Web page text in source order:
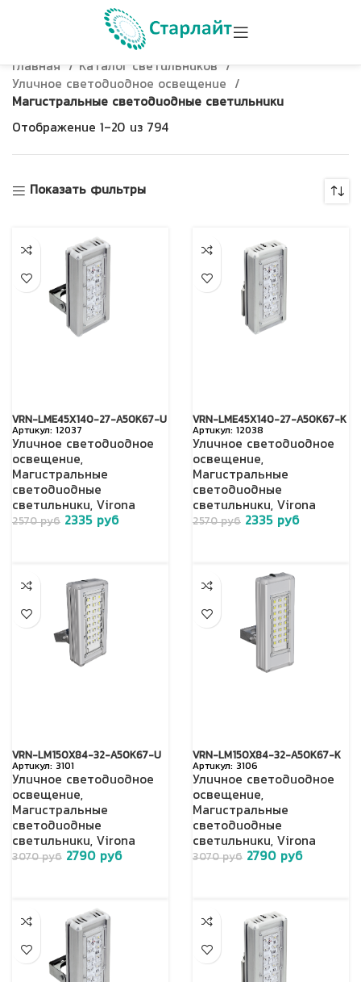
Главная
Каталог светильников
Уличное светодиодное освещение
Магистральные светодиодные светильники
Отображение 1–20 из 794
Показать фильтры
VRN-LME45X140-27-A50K67-U
12037
Уличное светодиодное
освещение,
Магистральные
светодиодные
светильники, Virona
2570руб 2335 руб
VRN-LME45X140-27-A50K67-K
12038
Уличное светодиодное
освещение,
Магистральные
светодиодные
светильники, Virona
2570руб 2335 руб
VRN-LM150X84-32-A50K67-U
3101
Уличное светодиодное
освещение,
Магистральные
светодиодные
светильники, Virona
3070руб 2790 руб
VRN-LM150X84-32-A50K67-K
3106
Уличное светодиодное
освещение,
Магистральные
светодиодные
светильники, Virona
3070руб 2790 руб